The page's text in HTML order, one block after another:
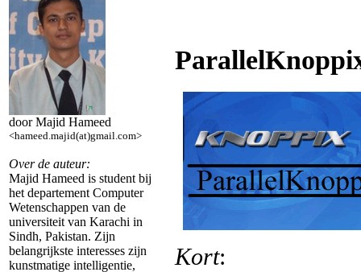
door Majid Hameed
<hameed.majid(at)gmail.com>
Over de auteur:
Majid Hameed is student bij
het departement Computer
Wetenschappen van de
universiteit van Karachi in
Sindh, Pakistan. Zijn
belangrijkste interesses zijn
kunstmatige intelligentie,
Kort: